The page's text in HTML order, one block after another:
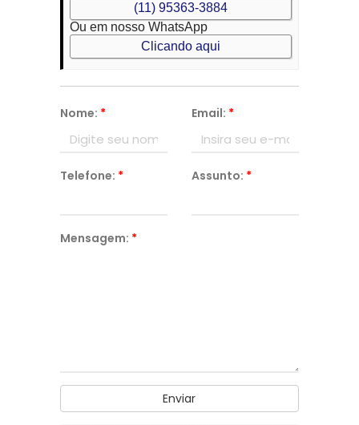
(11) 95363-3884
Ou em nosso WhatsApp
Clicando aqui
Nome: * Email: *
Telefone: * Assunto: *
Mensagem: *
Enviar